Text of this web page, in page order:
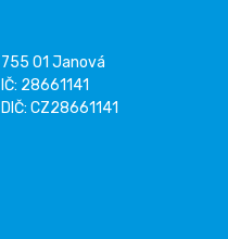
755 01 Janová
IČ: 28661141
DIČ: CZ28661141